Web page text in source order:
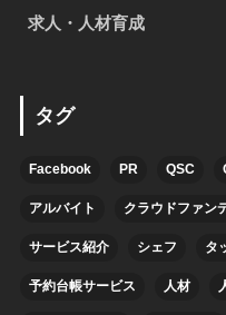
求人・人材育成
タグ
Facebook PR QSC
アルバイト クラウドファン
サービス紹介 シェフ タ
予約台帳サービス 人材